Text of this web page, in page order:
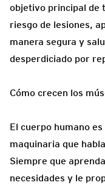
objetivo principal de
riesgo de lesiones,
manera segura y
desperdiciado por
Cómo crecen los
El cuerpo humano
maquinaria que
Siempre que
necesidades y le